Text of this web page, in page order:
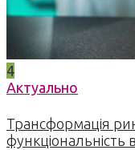
4
Актуально
Трансформація
функціональність